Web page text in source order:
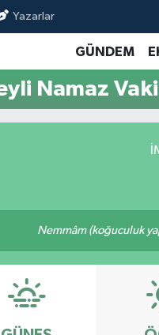
Yazarlar
GÜNDEM
Namaz
Nemmâm (koğuculuk